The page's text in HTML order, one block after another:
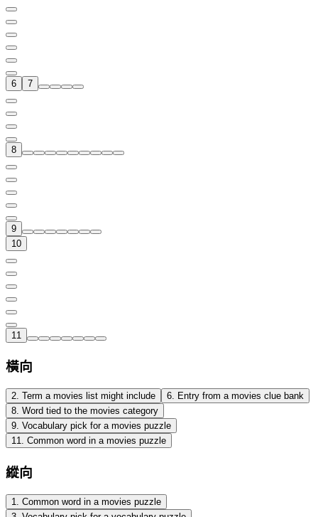
6 7
8
9
10
11
橫向
2. Term a movies list might include 6. Entry from a movies clue bank
8. Word tied to the movies category
9. Vocabulary pick for a movies puzzle
11. Common word in a movies puzzle
縱向
1
Common word in a movies puzzle